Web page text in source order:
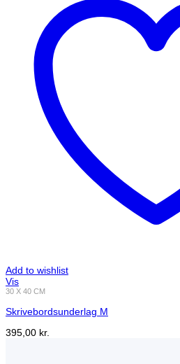
Add to wishlist
Vis
30 X 40 CM
Skrivebordsunderlag M
395,00 kr.